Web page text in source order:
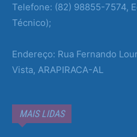
Telefone: (82) 98855-7574,
Técnico);
Endereço: Rua Fernando
Vista, ARAPIRACA-AL
MAIS LIDAS